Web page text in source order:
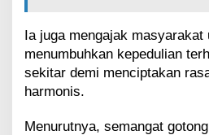
Ia juga mengajak masyarakat
menumbuhkan kepedulian
sekitar demi menciptakan
harmonis.
Menurutnya, semangat